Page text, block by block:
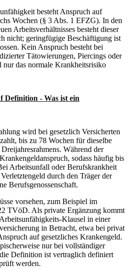
besteht Anspruch auf
Wochen (§ 3 Abs. 1 EFZG). In den
Arbeitsverhältnisses besteht dieser
nicht; geringfügige Beschäftigung ist
Kein Anspruch besteht bei
Tätowierungen, Piercings oder
nur das normale Krankheitsrisiko
Definition - Was ist ein
wird bei gesetzlich Versicherten
bis zu 78 Wochen für dieselbe
Während der
sodass häufig bis
Arbeitsunfall oder Berufskrankheit
durch den Träger der
Berufsgenossenschaft.
vorsehen, zum Beispiel im
TVöD. Als private Ergänzung kommt
Klausel in einer
in Betracht, etwa bei privat
auf gesetzliches Krankengeld.
nur bei vollständiger
Definition ist vertraglich definiert
werden.